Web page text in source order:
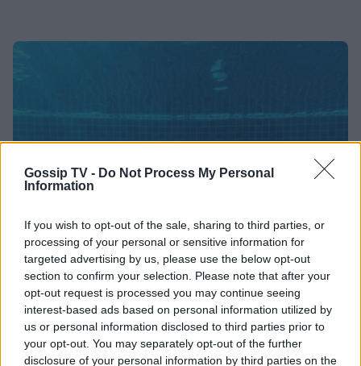
Gossip TV - Do Not Process My Personal
Information
If you wish to opt-out of the sale, sharing to third parties, or
processing of your personal or sensitive information for
targeted advertising by us, please use the below opt-out
section to confirm your selection. Please note that after your
opt-out request is processed you may continue seeing
interest-based ads based on personal information utilized by
us or personal information disclosed to third parties prior to
your opt-out. You may separately opt-out of the further
disclosure of your personal information by third parties on the
μπροστά με το πιο κλασσικό
MEDIA
σεζόν 2026-2027- Δράμα, γέλιο,
έρωτες
SHOWBIZ
Σταματίνα Τσιμτσιλή: Το καλοκαίρι
δεν θα φορέσω ποτέ make up, δεν
Πάρος: Συγκλονίζει ο πατέρας του άτυχου 4χρονου
αγοριού - Λεπτό προς λεπτό οι δραματικές στιγμές